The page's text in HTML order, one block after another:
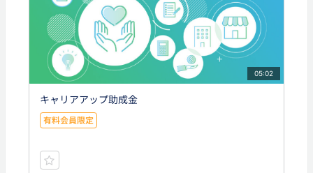
05:02
キャリアアップ助成金
有料会員限定